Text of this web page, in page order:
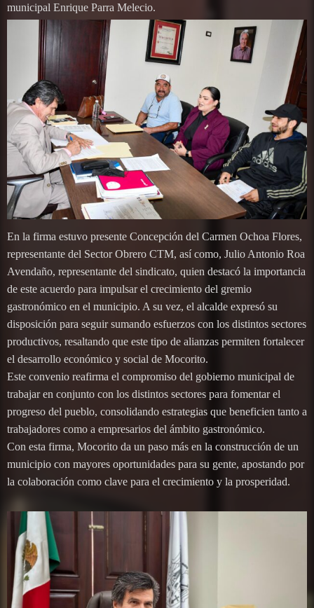
municipal Enrique Parra Melecio.
En la firma estuvo presente Concepción del Carmen Ochoa Flores,
representante del Sector Obrero CTM, así como, Julio Antonio Roa
Avendaño, representante del sindicato, quien destacó la importancia
de este acuerdo para impulsar el crecimiento del gremio
gastronómico en el municipio. A su vez, el alcalde expresó su
disposición para seguir sumando esfuerzos con los distintos sectores
productivos, resaltando que este tipo de alianzas permiten fortalecer
el desarrollo económico y social de Mocorito.
Este convenio reafirma el compromiso del gobierno municipal de
trabajar en conjunto con los distintos sectores para fomentar el
progreso del pueblo, consolidando estrategias que beneficien tanto a
trabajadores como a empresarios del ámbito gastronómico.
Con esta firma, Mocorito da un paso más en la construcción de un
municipio con mayores oportunidades para su gente, apostando por
la colaboración como clave para el crecimiento y la prosperidad.